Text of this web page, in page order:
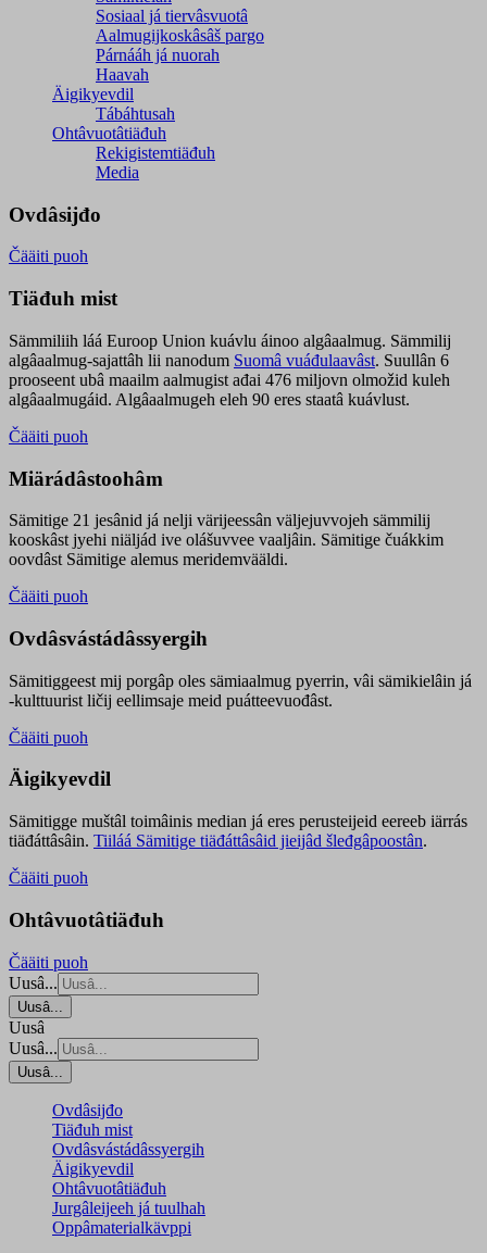
Sosiaal já tiervâsvuotâ
Aalmugijkoskâsâš pargo
Párnááh já nuorah
Haavah
Äigikyevdil
Tábáhtusah
Ohtâvuotâtiäđuh
Rekigistemtiäđuh
Media
Ovdâsijđo
Čääiti puoh
Tiäđuh mist
Sämmiliih láá Euroop Union kuávlu áinoo algâaalmug. Sämmilij
algâaalmug-sajattâh lii nanodum Suomâ vuáđulaavâst. Suullân 6
prooseent ubâ maailm aalmugist ađai 476 miljovn olmožid kuleh
algâaalmugáid. Algâaalmugeh eleh 90 eres staatâ kuávlust.
Čääiti puoh
Miärádâstoohâm
Sämitige 21 jesânid já nelji värijeessân väljejuvvojeh sämmilij
kooskâst jyehi niäljád ive olášuvvee vaaljâin. Sämitige čuákkim
oovdâst Sämitige alemus meridemvääldi.
Čääiti puoh
Ovdâsvástádâssyergih
Sämitiggeest mij porgâp oles sämiaalmug pyerrin, vâi sämikielâin já
-kulttuurist ličij eellimsaje meid puátteevuođâst.
Čääiti puoh
Äigikyevdil
Sämitigge muštâl toimâinis median já eres perusteijeid eereeb iärrás
tiäđáttâsâin. Tiiláá Sämitige tiäđáttâsâid jieijâd šleđgâpoostân.
Čääiti puoh
Ohtâvuotâtiäđuh
Čääiti puoh
Uusâ...
Uusâ...
Uusâ
Uusâ...
Uusâ...
Ovdâsijđo
Tiäđuh mist
Ovdâsvástádâssyergih
Äigikyevdil
Ohtâvuotâtiäđuh
Jurgâleijeeh já tuulhah
Oppâmaterialkävppi